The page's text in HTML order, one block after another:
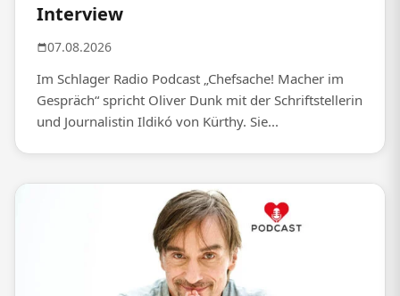
Interview
07.08.2026
Im Schlager Radio Podcast „Chefsache! Macher im
Gespräch“ spricht Oliver Dunk mit der Schriftstellerin
und Journalistin Ildikó von Kürthy. Sie...